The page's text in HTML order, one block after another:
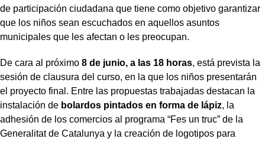
de participación ciudadana que tiene como objetivo garantizar
que los niños sean escuchados en aquellos asuntos
municipales que les afectan o les preocupan.
De cara al próximo 8 de junio, a las 18 horas, está prevista la
sesión de clausura del curso, en la que los niños presentarán
el proyecto final. Entre las propuestas trabajadas destacan la
instalación de bolardos pintados en forma de lápiz, la
adhesión de los comercios al programa “Fes un truc” de la
Generalitat de Catalunya y la creación de logotipos para